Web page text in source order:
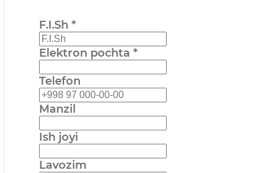
F.I.Sh *
Elektron pochta *
Telefon
Manzil
Ish joyi
Lavozim